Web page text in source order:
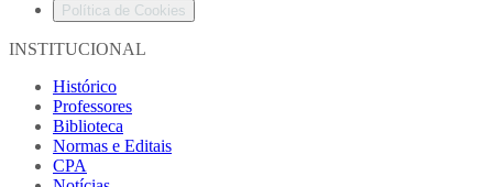
Política de Cookies
INSTITUCIONAL
Histórico
Professores
Biblioteca
Normas e Editais
CPA